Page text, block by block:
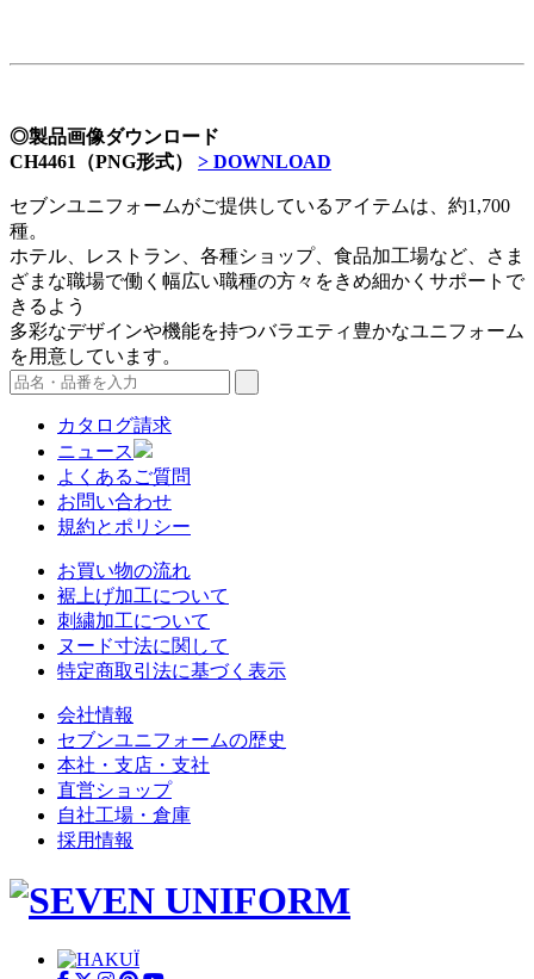
◎製品画像ダウンロード
CH4461（PNG形式） > DOWNLOAD
セブンユニフォームがご提供しているアイテムは、約1,700
種。
ホテル、レストラン、各種ショップ、食品加工場など、さま
ざまな職場で働く幅広い職種の方々をきめ細かくサポートで
きるよう
多彩なデザインや機能を持つバラエティ豊かなユニフォーム
を用意しています。
カタログ請求
ニュース
よくあるご質問
お問い合わせ
規約とポリシー
お買い物の流れ
裾上げ加工について
刺繍加工について
ヌード寸法に関して
特定商取引法に基づく表示
会社情報
セブンユニフォームの歴史
本社・支店・支社
直営ショップ
自社工場・倉庫
採用情報